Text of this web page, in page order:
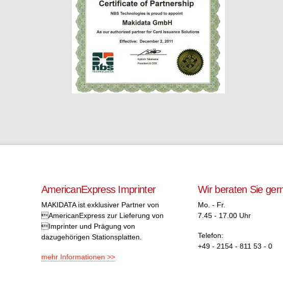
AmericanExpress Imprinter
MAKIDATA ist exklusiver Partner von
AmericanExpress zur Lieferung von
Imprinter und Prägung von
dazugehörigen Stationsplatten.
mehr Informationen >>
Wir beraten Sie
Mo. - Fr.
7.45 - 17.00 Uhr
Telefon:
+49 - 2154 - 811 53 - 0